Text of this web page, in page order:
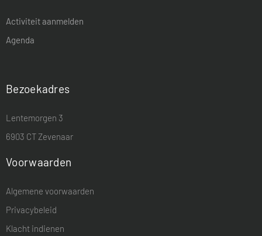
Activiteit aanmelden
Agenda
Bezoekadres
Lentemorgen 3
6903 CT Zevenaar
Voorwaarden
Algemene voorwaarden
Privacybeleid
Klacht indienen